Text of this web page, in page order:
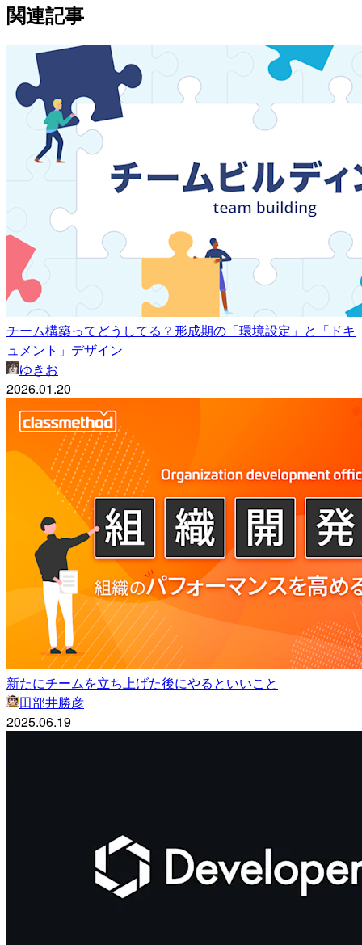
関連記事
チーム構築ってどうしてる？形成期の「環境設定」と「ドキ
ュメント」デザイン
ゆきお
2026.01.20
新たにチームを立ち上げた後にやるといいこと
田部井勝彦
2025.06.19